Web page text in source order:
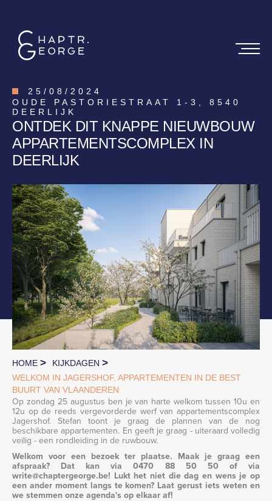
25 / 08 / 2024
OUDE PASTORIESTRAAT 1-3, 8540
DEERLIJK
ONTDEK DIT KNAPPE NIEUWBOUW
APPARTEMENTSCOMPLEX IN
DEERLIJK
HOME > KIJKDAGEN >
WELKOM IN JAGERSHOF, APPARTEMENTEN IN DE BEST
BUURT VAN VLAANDEREN
Op zondag 25 augustus ben je van harte welkom tussen 10u en
12u op de reeds vergevorderde werf van appartementscomplex
Jagershof. Stefan toont je graag de plannen van de nog
beschikbare appartementen. En geeft je graag - uiteraard volledig
veilig - een rondleiding in de ruwbouw.
Welkom voor een bezoek ter plaatse. Maak je graag een
afspraak? Dat kan via 0470 88 50 50 of via
write@chaptergeorge.be! Lukt het niet die dag en wens je op
een ander moment langs te komen? Laat gerust iets weten en
we stemmen onze agenda's op elkaar af!